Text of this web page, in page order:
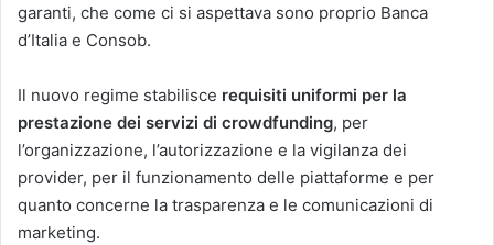
garanti, che come ci si aspettava sono proprio Banca
d’Italia e Consob.
Il nuovo regime stabilisce requisiti uniformi per la
prestazione dei servizi di crowdfunding, per
l’organizzazione, l’autorizzazione e la vigilanza dei
provider, per il funzionamento delle piattaforme e per
quanto concerne la trasparenza e le comunicazioni di
marketing.